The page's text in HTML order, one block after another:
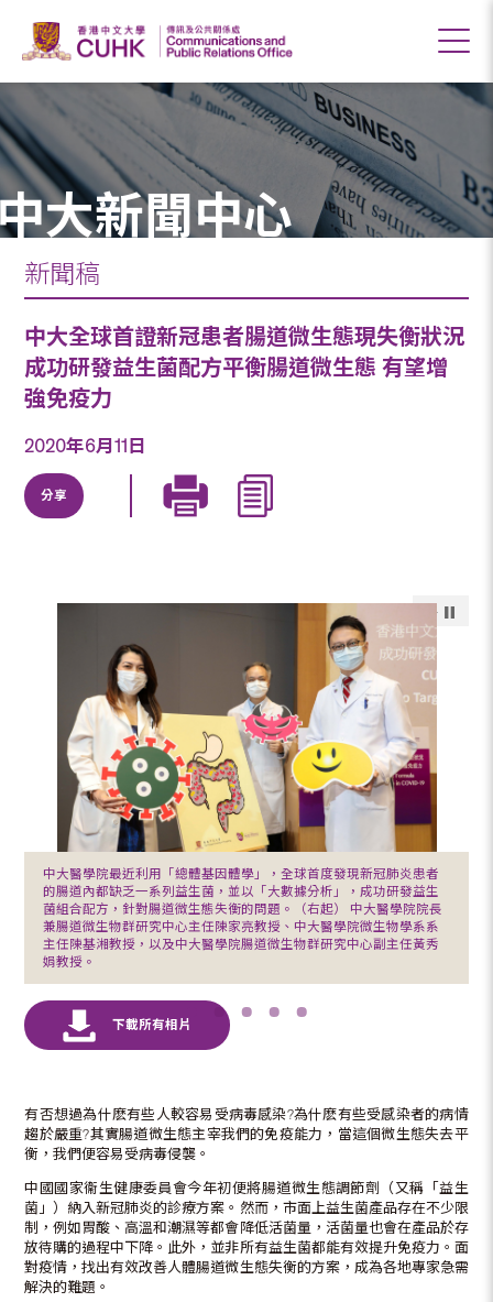
大新聞中心
新聞稿
中大全球首證新冠患者腸道微生態現失衡狀況
成功研發益生菌配方平衡腸道微生態 有望增
強免疫力
2020年6月11日
分享
中大醫學院最近利用「總體基因體學」，全球首度發現新冠肺炎患者
的腸道內都缺乏一系列益生菌，並以「大數據分析」，成功研發益生
菌組合配方，針對腸道微生態失衡的問題。（右起） 中大醫學院院長
兼腸道微生物群研究中心主任陳家亮教授、中大醫學院微生物學系系
主任陳基湘教授，以及中大醫學院腸道微生物群研究中心副主任黃秀
娟教授。
有否想過為什麽有些人較容易受病毒感染?為什麽有些受感染者的病情
趨於嚴重?其實腸道微生態主宰我們的免疫能力，當這個微生態失去平
衡，我們便容易受病毒侵襲。
中國國家衞生健康委員會今年初便將腸道微生態調節劑（又稱「益生
菌」）納入新冠肺炎的診療方案。然而，市面上益生菌產品存在不少限
制，例如胃酸、高溫和潮濕等都會降低活菌量，活菌量也會在產品於存
放待購的過程中下降。此外，並非所有益生菌都能有效提升免疫力。面
對疫情，找出有效改善人體腸道微生態失衡的方案，成為各地專家急需
解決的難題。